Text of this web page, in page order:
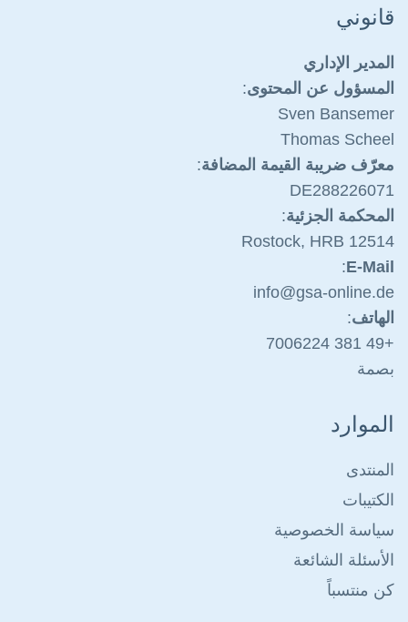
قانوني
المدير الإداري
المسؤول عن المحتوى:
Sven Bansemer
Thomas Scheel
معرّف ضريبة القيمة المضافة:
DE288226071
المحكمة الجزئية:
Rostock, HRB 12514
E-Mail
:
info@gsa-online.de
الهاتف:
+49 381 70
06224
بصمة
الموارد
المنتدى
الكتيبات
سياسة الخصوصية
الأسئلة الشائعة
كن منتسباً